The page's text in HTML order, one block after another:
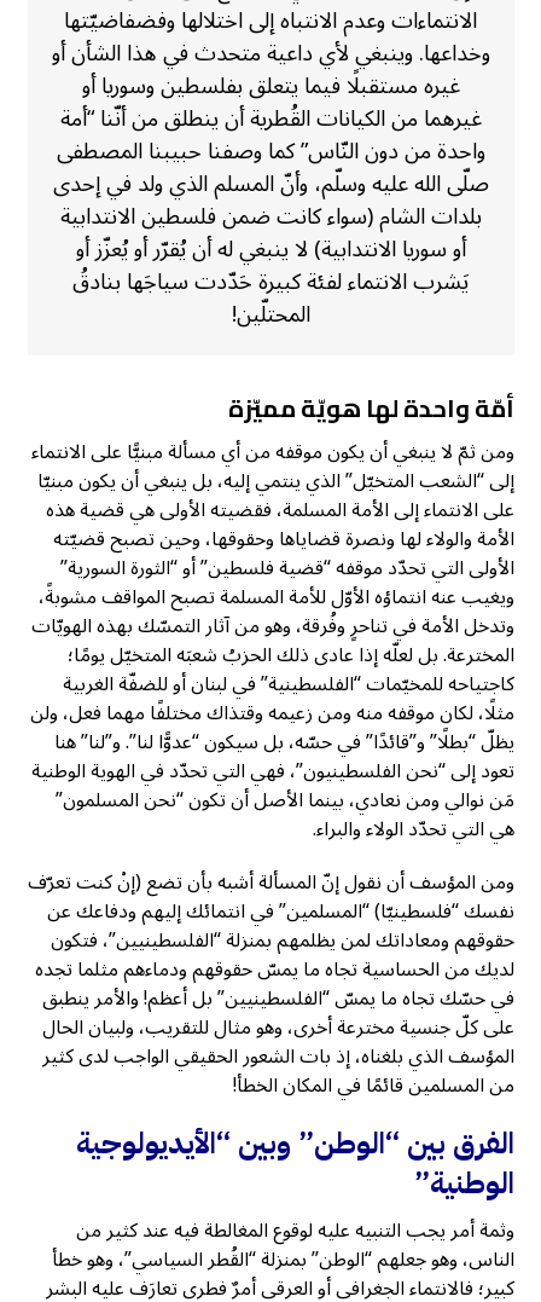
الانتماءات وعدم الانتباه إلى اختلالها وفضفاضيّتها
وخداعها. وينبغي لأي داعية متحدث في هذا الشأن أو
غيره مستقبلًا فيما يتعلق بفلسطين وسوريا أو
غيرهما من الكيانات القُطرية أن ينطلق من أنّنا “أمة
واحدة من دون النّاس” كما وصفنا حبيبنا المصطفى
صلّى الله عليه وسلّم، وأنّ المسلم الذي ولد في إحدى
بلدات الشام (سواء كانت ضمن فلسطين الانتدابية
أو سوريا الانتدابية) لا ينبغي له أن يُقرّر أو يُعزّز أو
يَشرب الانتماء لفئة كبيرة حَدّدت سياجَها بنادقُ
المحتلّين!
أمّة واحدة لها هويّة مميّزة
ومن ثمّ لا ينبغي أن يكون موقفه من أي مسألة مبنيًّا على الانتماء
إلى “الشعب المتخيّل” الذي ينتمي إليه، بل ينبغي أن يكون مبنيّا
على الانتماء إلى الأمة المسلمة، فقضيته الأولى هي قضية هذه
الأمة والولاء لها ونصرة قضاياها وحقوقها، وحين تصبح قضيّته
الأولى التي تحدّد موقفه “قضية فلسطين” أو “الثورة السورية”
ويغيب عنه انتماؤه الأوّل للأمة المسلمة تصبح المواقف مشوبةً،
وتدخل الأمة في تناحرٍ وفُرقة، وهو من آثار التمسّك بهذه الهويّات
المخترعة. بل لعلّه إذا عادى ذلك الحزبُ شعبَه المتخيّل يومًا؛
كاجتياحه للمخيّمات “الفلسطينية” في لبنان أو للضفّة الغربية
مثلًا، لكان موقفه منه ومن زعيمه وقتذاك مختلفًا مهما فعل، ولن
يظلّ “بطلًا” و”قائدًا” في حسّه، بل سيكون “عدوًّا لنا”. و”لنا” هنا
تعود إلى “نحن الفلسطينيون”، فهي التي تحدّد في الهوية الوطنية
مَن نوالي ومن نعادي، بينما الأصل أن تكون “نحن المسلمون”
هي التي تحدّد الولاء والبراء.
ومن المؤسف أن نقول إنّ المسألة أشبه بأن تضع (إنْ كنت تعرّف
نفسك “فلسطينيّا) “المسلمين” في انتمائك إليهم ودفاعك عن
حقوقهم ومعاداتك لمن يظلمهم بمنزلة “الفلسطينيين”، فتكون
لديك من الحساسية تجاه ما يمسّ حقوقهم ودماءهم مثلما تجده
في حسّك تجاه ما يمسّ “الفلسطينيين” بل أعظم! والأمر ينطبق
على كلّ جنسية مخترعة أخرى، وهو مثال للتقريب، ولبيان الحال
المؤسف الذي بلغناه، إذ بات الشعور الحقيقي الواجب لدى كثير
من المسلمين قائمًا في المكان الخطأ!
الفرق بين “الوطن” وبين “الأيديولوجية
الوطنية”
وثمة أمر يجب التنبيه عليه لوقوع المغالطة فيه عند كثير من
الناس، وهو جعلهم “الوطن” بمنزلة “القُطر السياسي”، وهو خطأ
كبير؛ فالانتماء الجغرافي أو العرقي أمرٌ فطري تعارَف عليه البشر